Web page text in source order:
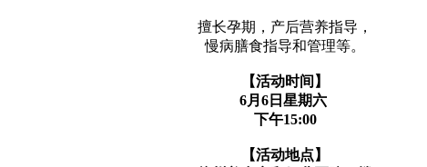
擅长孕期，产后营养指导，
慢病膳食指导和管理等。
【活动时间】
6月6日星期六
下午15:00
【活动地点】